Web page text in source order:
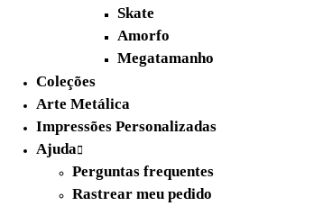
Skate
Amorfo
Megatamanho
Novidades
Coleções
Arte Metálica
Impressões Personalizadas
Ajuda
Perguntas frequentes
Rastrear meu pedido